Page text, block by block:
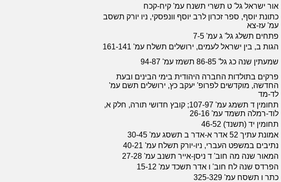
אור ישראל גל' ט תשרי תשנח עמ' קיח-קכח
כתונת יוסף, ספר זכרון לרב יוסף וונפסקי, ניו יורק תשסב
עמ' עז-צא
פתחים תשלג גל' ג עמ' 7-5
הגות ב, בין ישראל לעמים, ירושלים תשלח עמ' 161-141
שמעתין שנה כג גל' 86-85 תשמז עמ' 94-87
פרקים בתולדות החברה היהודית בימי הבינים ובעת
החדשה, מוקדשים לפרופ' יעקב כץ, ירושלים תשם עמ'
לד-מד
תחומין ד תשמג עמ' 107-97; קובץ חדושי תורה, חלק א,
לוד-רמלה תשמד עמ' 26-16
תחומין יד (תשנד) 46-52
אמונת עתיך 52 אדר א-אדר ב תשסג עמ' 30-45
נתיבים במשפט העברי, ניו-יורק תשלח עמ' 40-21
המאור שנה מה חוב' ד ניסן-אייר תשנב עמ' 27-28
הפרדס שנה לח חוב' ו אדר תשכד עמ' 15-12
כתר ו תשסח עמ' 325-329